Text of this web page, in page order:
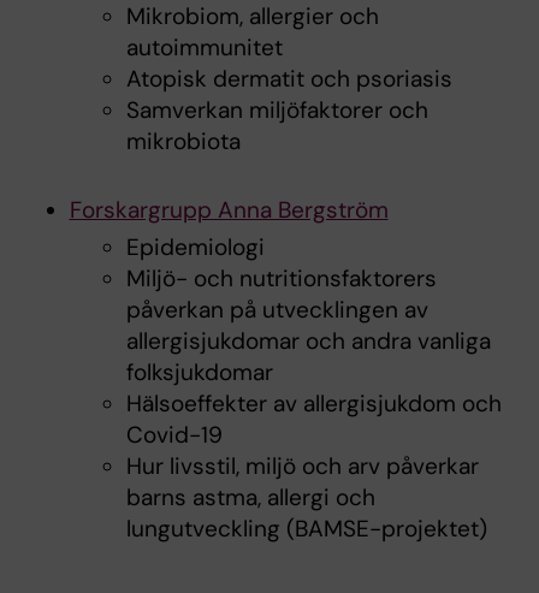
Mikrobiom, allergier och
autoimmunitet
Atopisk dermatit och psoriasis
Samverkan miljöfaktorer och
mikrobiota
Forskargrupp Anna Bergström
Epidemiologi
Miljö- och nutritionsfaktorers
påverkan på utvecklingen av
allergisjukdomar och andra vanliga
folksjukdomar
Hälsoeffekter av allergisjukdom och
Covid-19
Hur livsstil, miljö och arv påverkar
barns astma, allergi och
lungutveckling (BAMSE-projektet)